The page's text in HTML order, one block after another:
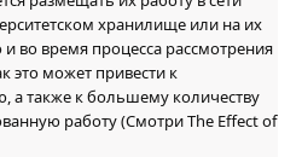
хранилище или на их
во время процесса рассмотрения
это может привести к
а также к большему количеству
работу (Смотри The Effect of